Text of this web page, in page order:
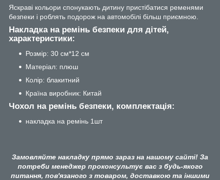
Яскраві кольори спонукають дитину пристібатися ременями
безпеки і роблять подорож на автомобілі більш приємною.
Накладка на ремінь безпеки для дітей,
характеристики:
Розмір: 30 см*12 см
Матеріал: плюш
Колір: блакитний
Країна виробник: Китай
Чохол на ремінь безпеки, комплектація:
накладка на ремінь 1шт
Замовляйте накладку прямо зараз на нашому сайті! За
потреби менеджер проконсультує вас з будь-якого
питання, пов'язаного з товаром, доставкою та іншими